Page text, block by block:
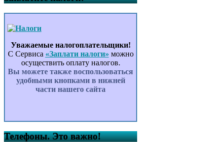
Уважаемые налогоплательщики!
С Сервиса «Заплати налоги» можно
осуществить оплату налогов.
Вы можете также воспользоваться
удобными кнопками в нижней
части нашего сайта
Телефоны. Это важно!